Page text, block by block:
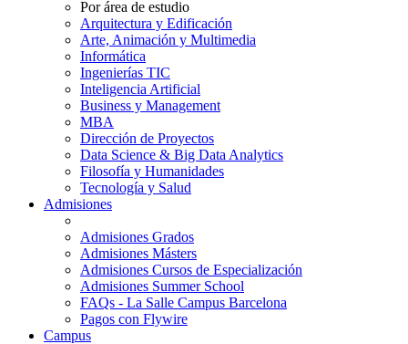
Por área de estudio
Arquitectura y Edificación
Arte, Animación y Multimedia
Informática
Ingenierías TIC
Inteligencia Artificial
Business y Management
MBA
Dirección de Proyectos
Data Science & Big Data Analytics
Filosofía y Humanidades
Tecnología y Salud
Admisiones
Admisiones Grados
Admisiones Másters
Admisiones Cursos de Especialización
Admisiones Summer School
FAQs - La Salle Campus Barcelona
Pagos con Flywire
Campus